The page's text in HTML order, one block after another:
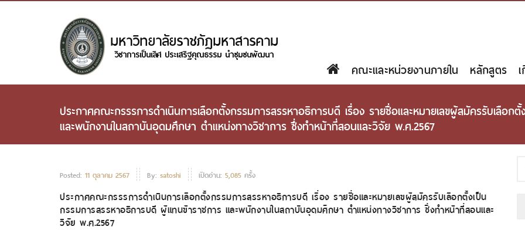
คณะและหน่วยงานภายใน หลักสูตร
ประกาศคณะกรรรการดำเนินการเลือกตั้งกรรมการสรรหาอธิการบดี เรื่อง รายชื่อและหมายเลขผู้สมัครรับเลือ
และพนักงานในสถาบันอุดมศึกษา ตำแหน่งทางวิชาการ ซึ่งทำหน้าที่สอนและวิจัย พ.ศ.2567
Posted: 11 ตุลาคม 2567 By: satoshi เปิดอ่าน: 5,085 ครั้ง
ประกาศคณะกรรรการดำเนินการเลือกตั้งกรรมการสรรหาอธิการบดี เรื่อง รายชื่อและหมายเลขผู้สมัครรับเลือกตั้งเป็น
กรรมการสรรหาอธิการบดี ผู้แทนข้าราชการ และพนักงานในสถาบันอุดมศึกษา ตำแหน่งทางวิชาการ ซึ่งทำหน้าที่สอนและ
วิจัย พ.ศ.2567